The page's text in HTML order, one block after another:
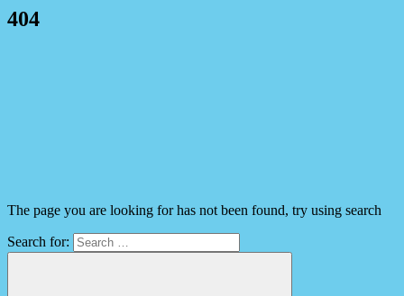
404
The page you are looking for has not been found, try using search
Search for: